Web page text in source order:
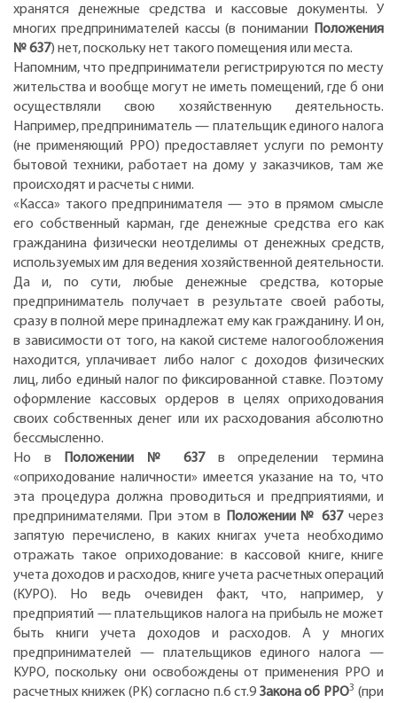
хранятся денежные средства и кассовые документы. У
многих предпринимателей кассы (в понимании
Положения
№ 637) нет, поскольку нет такого помещения или места.
Напомним, что предприниматели регистрируются по месту
жительства и вообще могут не иметь помещений, где б они
осуществляли свою хозяйственную деятельность.
Например, предприниматель — плательщик единого налога
(не применяющий РРО) предоставляет услуги по ремонту
бытовой техники, работает на дому у заказчиков, там же
происходят и расчеты с ними.
«Касса» такого предпринимателя — это в прямом смысле
его собственный карман, где денежные средства его как
гражданина физически неотделимы от денежных средств,
используемых им для ведения хозяйственной деятельности.
Да и, по сути, любые денежные средства, которые
предприниматель получает в результате своей работы,
сразу в полной мере принадлежат ему как гражданину. И он,
в зависимости от того, на какой системе налогообложения
находится, уплачивает либо налог с доходов физических
лиц, либо единый налог по фиксированной ставке. Поэтому
оформление кассовых ордеров в целях оприходования
своих собственных денег или их расходования абсолютно
бессмысленно.
Но в
Положении № 637в определении термина
«оприходование наличности» имеется указание на то, что
эта процедура должна проводиться и предприятиями, и
предпринимателями. При этом в
Положении № 637через
запятую перечислено, в каких книгах учета необходимо
отражать такое оприходование: в кассовой книге, книге
учета доходов и расходов, книге учета расчетных операций
(КУРО). Но ведь очевиден факт, что, например, у
предприятий — плательщиков налога на прибыль не может
быть книги учета доходов и расходов. А у многих
предпринимателей — плательщиков единого налога —
КУРО, поскольку они освобождены от применения РРО и
расчетных книжек (РК) согласно п.6 ст.9 Закона об РРО3 (при